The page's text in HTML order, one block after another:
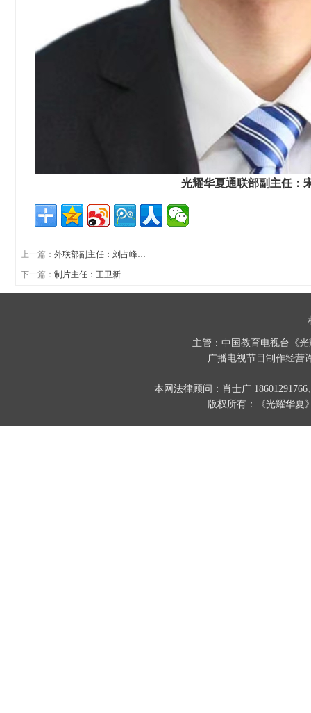
光耀华夏通联部副主任：
上一篇：外联部副主任：刘占峰…
下一篇：制片主任：王卫新
主管：中国教育电视台《
广播电视节目制作经营
本网法律顾问：肖士广
版权所有：《光耀华夏